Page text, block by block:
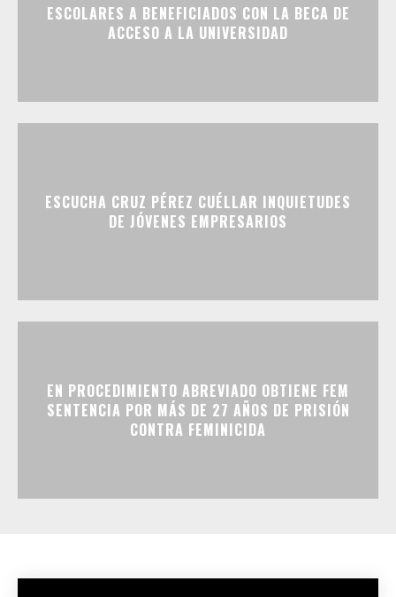
ESCOLARES A BENEFICIADOS CON LA BECA DE
ACCESO A LA UNIVERSIDAD
ESCUCHA CRUZ PÉREZ CUÉLLAR INQUIETUDES
DE JÓVENES EMPRESARIOS
EN PROCEDIMIENTO ABREVIADO OBTIENE FEM
SENTENCIA POR MÁS DE 27 AÑOS DE PRISIÓN
CONTRA FEMINICIDA